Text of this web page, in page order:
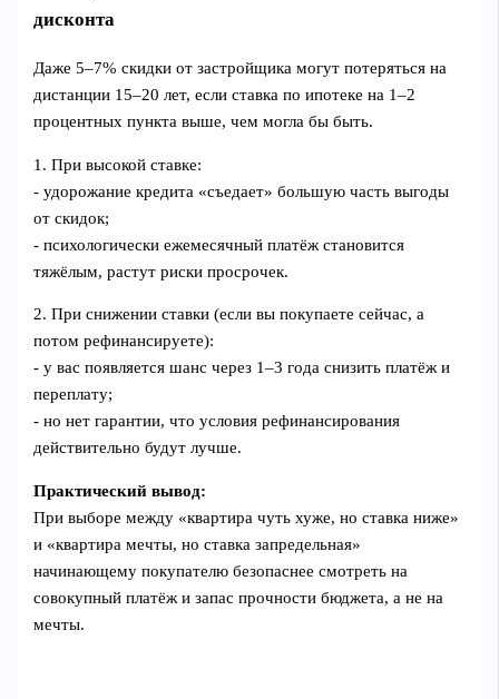
дисконта
Даже 5–7% скидки от застройщика могут потеряться на
дистанции 15–20 лет, если ставка по ипотеке на 1–2
процентных пункта выше, чем могла бы быть.
1. При высокой ставке:
- удорожание кредита «съедает» большую часть выгоды
от скидок;
- психологически ежемесячный платёж становится
тяжёлым, растут риски просрочек.
2. При снижении ставки (если вы покупаете сейчас, а
потом рефинансируете):
- у вас появляется шанс через 1–3 года снизить платёж и
переплату;
- но нет гарантии, что условия рефинансирования
действительно будут лучше.
Практический вывод:
При выборе между «квартира чуть хуже, но ставка ниже»
и «квартира мечты, но ставка запредельная»
начинающему покупателю безопаснее смотреть на
совокупный платёж и запас прочности бюджета, а не на
мечты.